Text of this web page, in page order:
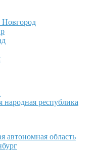
народная республика
автономная область